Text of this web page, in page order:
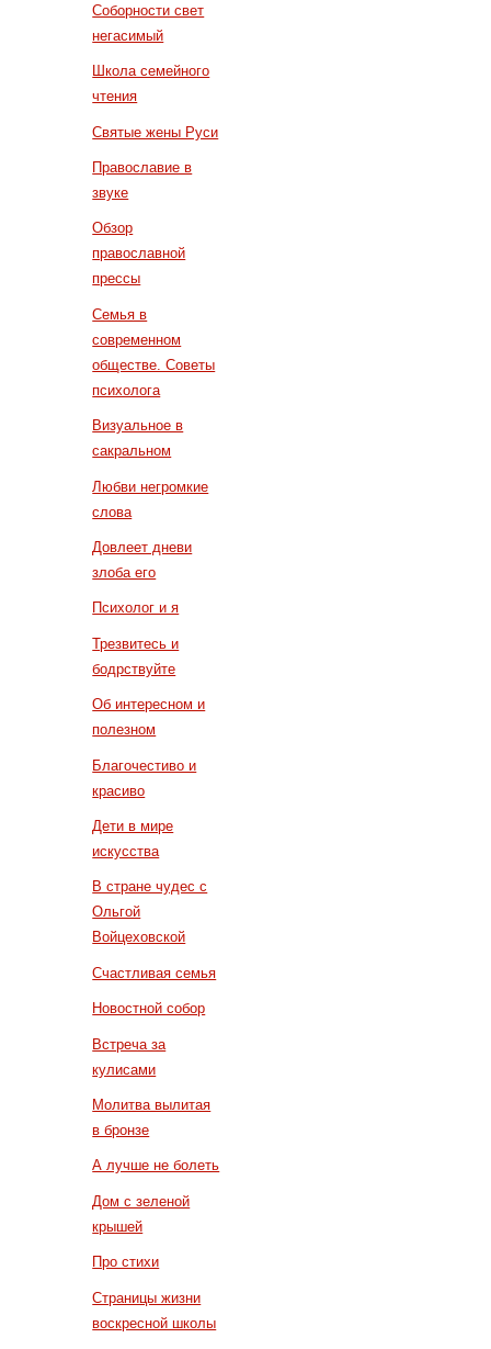
Соборности свет
негасимый
Школа семейного
чтения
Святые жены Руси
Православие в
звуке
Обзор
православной
прессы
Семья в
современном
обществе. Советы
психолога
Визуальное в
сакральном
Любви негромкие
слова
Довлеет дневи
злоба его
Психолог и я
Трезвитесь и
бодрствуйте
Об интересном и
полезном
Благочестиво и
красиво
Дети в мире
искусства
В стране чудес с
Ольгой
Войцеховской
Счастливая семья
Новостной собор
Встреча за
кулисами
Молитва вылитая
в бронзе
А лучше не болеть
Дом с зеленой
крышей
Про стихи
Страницы жизни
воскресной школы